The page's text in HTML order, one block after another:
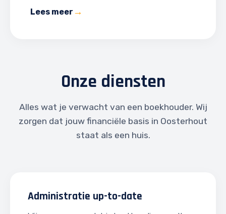
Lees meer
Onze diensten
Alles wat je verwacht van een boekhouder. Wij
zorgen dat jouw financiële basis in Oosterhout
staat als een huis.
Administratie up-to-date